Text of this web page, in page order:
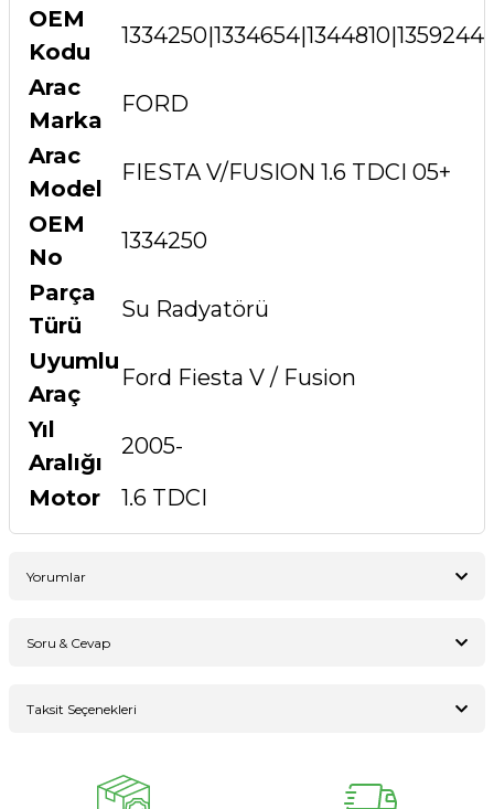
OEM
Kodu
Arac
Marka
FORD
Arac
Model
FIESTA V/FUSION 1.6 TDCI 05+
OEM
No
1334250
Parça
Türü
Su Radyatörü
Uyumlu
Araç
Ford Fiesta V / Fusion
Yıl
Aralığı
2005-
Motor
1.6 TDCI
Yorumlar
Soru & Cevap
Taksit Seçenekleri